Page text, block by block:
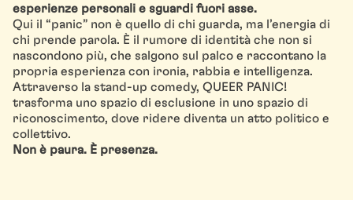
esperienze personali e sguardi fuori asse.
Qui il “panic” non è quello di chi guarda, ma l’energia di
chi prende parola. È il rumore di identità che non si
nascondono più, che salgono sul palco e raccontano la
propria esperienza con ironia, rabbia e intelligenza.
Attraverso la stand-up comedy, QUEER PANIC!
trasforma uno spazio di esclusione in uno spazio di
riconoscimento, dove ridere diventa un atto politico e
collettivo.
Non è paura. È presenza.